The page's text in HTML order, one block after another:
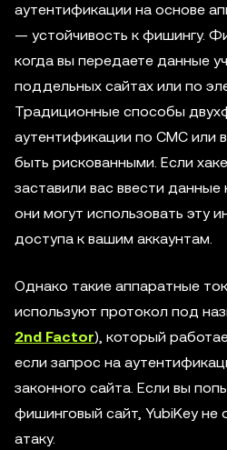
аутентификации на основе
— устойчивость к фишингу.
когда вы передаете данные
поддельных сайтах или по
Традиционные способы
аутентификации по СМС или
быть рискованными. Если
заставили вас ввести
они могут использовать эту
доступа к вашим аккаунтам.
Однако такие аппаратные
используют протокол под
2nd Factor), который
если запрос на
законного сайта. Если вы
фишинговый сайт, YubiKey не
атаку.